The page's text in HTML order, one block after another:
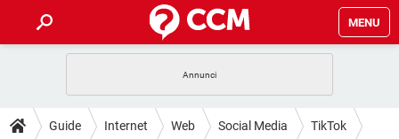
MENU
INTRATTENIMENTO ANDROID
GUIDE
Guide Internet Web Social Media TikTok